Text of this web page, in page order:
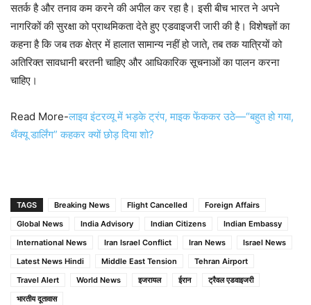
सतर्क है और तनाव कम करने की अपील कर रहा है। इसी बीच भारत ने अपने
नागरिकों की सुरक्षा को प्राथमिकता देते हुए एडवाइजरी जारी की है। विशेषज्ञों का
कहना है कि जब तक क्षेत्र में हालात सामान्य नहीं हो जाते, तब तक यात्रियों को
अतिरिक्त सावधानी बरतनी चाहिए और आधिकारिक सूचनाओं का पालन करना
चाहिए।
Read More-लाइव इंटरव्यू में भड़के ट्रंप, माइक फेंककर उठे—“बहुत हो गया,
थैंक्यू डार्लिंग” कहकर क्यों छोड़ दिया शो?
TAGS Breaking News Flight Cancelled
Foreign Affairs
Global News
India Advisory Indian Citizens
Indian Embassy
International News
Iran Israel Conflict Iran News
Israel News
Latest News Hindi
Middle East Tension
Tehran Airport
Travel Alert
World News इजरायल ईरान
ट्रैवल एडवाइजरी
भारतीय दूतावास